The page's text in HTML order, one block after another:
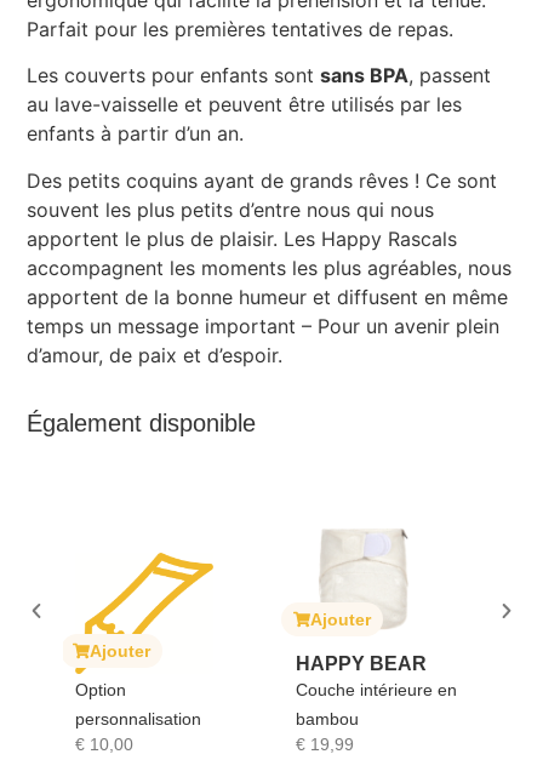
Parfait pour les premières tentatives de repas.
Les couverts pour enfants sontsans BPA, passent
au lave-vaisselle et peuvent être utilisés par les
enfants à partir d’un an.
Des petits coquins ayant de grands rêves ! Ce sont
souvent les plus petits d’entre nous qui nous
apportent le plus de plaisir. Les Happy Rascals
accompagnent les moments les plus agréables, nous
apportent de la bonne humeur et diffusent en même
temps un message important – Pour un avenir plein
d’amour, de paix et d’espoir.
Également disponible
Ajouter
Option
personnalisation
10,00
Ajouter
HAPPY BEAR
Couche intérieure en
bambou
19,99